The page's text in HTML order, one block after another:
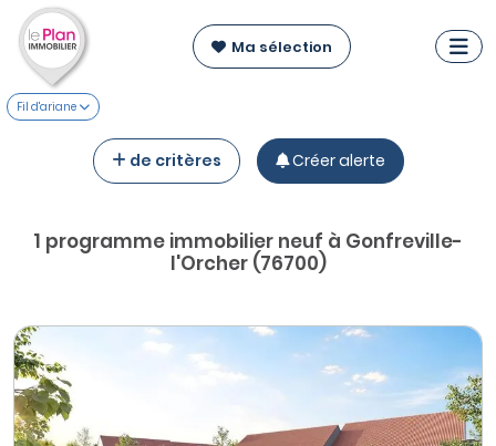
Ma sélection
Fil d'ariane
de critères Créer alerte
1 programme immobilier neuf à Gonfreville-
l'Orcher (76700)